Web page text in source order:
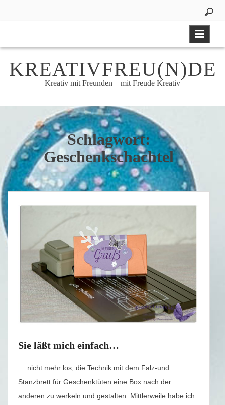
KREATIVFREU(N)DE
Kreativ mit Freunden – mit Freude Kreativ
Schlagwort:
Geschenkschachtel
Sie läßt mich einfach…
… nicht mehr los, die Technik mit dem Falz-und
Stanzbrett für Geschenktüten eine Box nach der
anderen zu werkeln und gestalten. Mittlerweile habe ich